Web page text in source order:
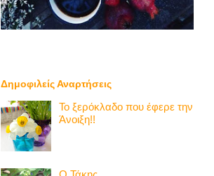
Δημοφιλείς Αναρτήσεις
Το ξερόκλαδο που έφερε την
Άνοιξη!!